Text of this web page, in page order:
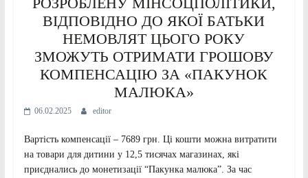
ВІДПОВІДНО ДО ЯКОЇ БАТЬКИ
НЕМОВЛЯТ ЦЬОГО РОКУ
ЗМОЖУТЬ ОТРИМАТИ ГРОШОВУ
КОМПЕНСАЦІЮ ЗА «ПАКУНОК
МАЛЮКА»
06.02.2025 editor
Вартість компенсації – 7689 грн. Ці кошти можна витратити
на товари для дитини у 12,5 тисячах магазинах, які
приєднались до монетизації “Пакунка малюка”. За час